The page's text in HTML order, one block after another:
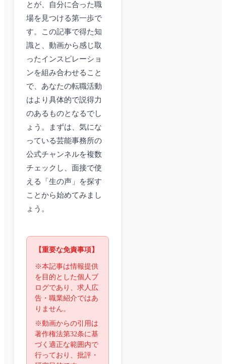
とが、自分に合った職
場を見つける第一歩で
す。この記事で得た知
識と、動画から感じ取
ったインスピレーショ
ンを組み合わせること
で、あなたの転職活動
はより具体的で説得力
のあるものとなるでし
ょう。まずは、気にな
っている芸能事務所の
公式チャンネルを複数
チェックし、面接で使
える「生の声」を探す
ことから始めてみまし
ょう。
【重要な免責事項】
※本記事は情報提供
を目的とした個人ブ
ログであり、求人広
告・職業紹介ではあ
りません。
※動画からの引用は
著作権法第32条に基
づく適正な範囲内で
行っており、批評・